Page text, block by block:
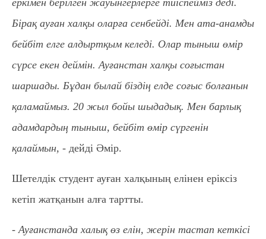
еркімен берілген жауынгерлерге тиіспейміз деді.
Бірақ ауған халқы оларға сенбейді. Мен ата-анамды
бейбіт елге алдыртқым келеді. Олар тыныш өмір
сүрсе екен деймін. Ауғанстан халқы соғыстан
шаршады. Бұдан былай біздің елде соғыс болғанын
қаламаймыз. 20 жыл бойы шыдадық. Мен барлық
адамдардың тыныш, бейбіт өмір сүргенін
қалаймын, - дейді Әмір.
Шетелдік студент ауған халқының елінен еріксіз
кетіп жатқанын алға тартты.
- Ауғанстанда халық өз елін, жерін тастап кеткісі